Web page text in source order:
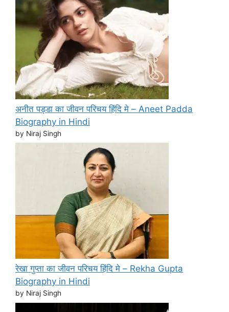
अनीत पड्डा का जीवन परिचय हिंदि मे – Aneet Padda
Biography in Hindi
by Niraj Singh
रेखा गुप्ता का जीवन परिचय हिंदि मे – Rekha Gupta
Biography in Hindi
by Niraj Singh